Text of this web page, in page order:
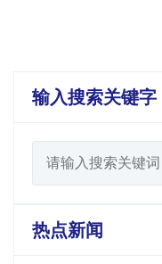
输入搜索关键字
热点新闻